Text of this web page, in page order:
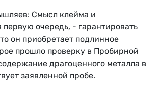
Смысл клейма и
первую очередь, - гарантировать
он приобретает подлинное
прошло проверку в Пробирной
драгоценного металла в
заявленной пробе.